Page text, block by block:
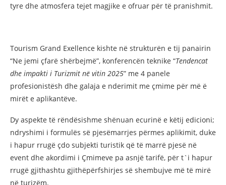
tyre dhe atmosfera tejet magjike e ofruar për të pranishmit.
Tourism Grand Exellence kishte në strukturën e tij panairin
“Ne jemi çfarë shërbejmë”, konferencën teknike “Tendencat
dhe impakti i Turizmit në vitin 2025” me 4 panele
profesionistësh dhe galaja e nderimit me çmime për më ë
mirët e aplikantëve.
Dy aspekte të rëndësishme shënuan ecurinë e këtij edicioni;
ndryshimi i formulës së pjesëmarrjes përmes aplikimit, duke
i hapur rrugë çdo subjekti turistik që të marrë pjesë në
event dhe akordimi i Çmimeve pa asnjë tarifë, për t`i hapur
rrugë gjithashtu gjithëpërfshirjes së shembujve më të mirë
në turizëm.